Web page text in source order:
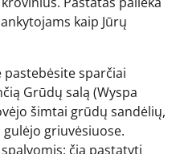
kaip Jūrų
sparčiai
Grūdų salą (Wyspa
šimtai grūdų sandėlių,
griuvėsiuose.
čia pastatyti